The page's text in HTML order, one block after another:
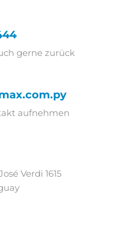
gerne zurück
aufnehmen
Verdi 1615